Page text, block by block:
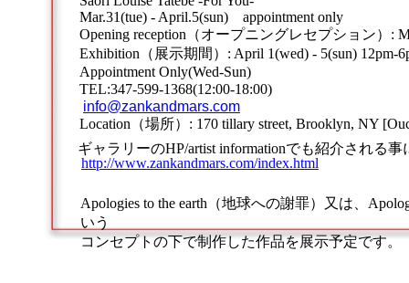
Mar.31(tue) - April.5(sun) appointment only
Opening reception（オープニングレセプション）:
Exhibition（展示期間）: April 1(wed) - 5(sun) 12pm-
Appointment Only(Wed-Sun)
TEL:347-599-1368(12:00-18:00)
info@zankandmars.com
Location（場所）: 170 tillary street, Brooklyn, NY
Apologies to the earth（地球への謝罪）又は、
いう
コンセプトの下で制作した作品を展示予定です。
ギャラリーのHP/artist informationでも紹介される
http://www.zankandmars.com/index.html